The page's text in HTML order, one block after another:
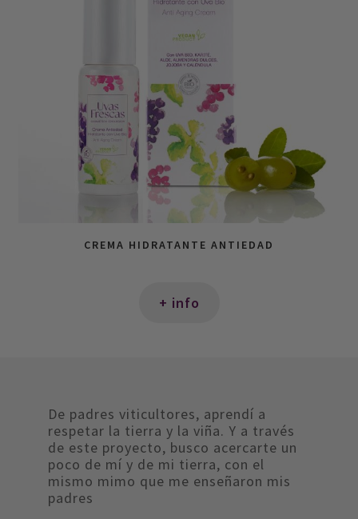
CREMA HIDRATANTE ANTIEDAD
+ info
De padres viticultores, aprendí a
respetar la tierra y la viña. Y a través
de este proyecto, busco acercarte un
poco de mí y de mi tierra, con el
mismo mimo que me enseñaron mis
padres